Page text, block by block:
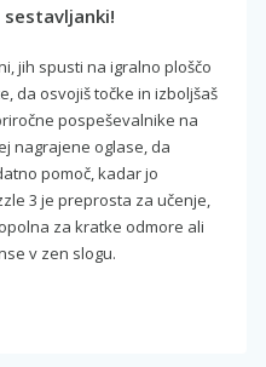
sestavljanki!
jih spusti na igralno ploščo
da osvojiš točke in izboljšaš
pospeševalnike na
nagrajene oglase, da
pomoč, kadar jo
3 je preprosta za učenje,
za kratke odmore ali
v zen slogu.